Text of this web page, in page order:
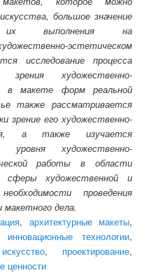
большое значение
их выполнения на
эстетическом
исследование процесса
художественно-
в макете форм реальной
также рассматривается
зрение его художественно-
а также изучается
уровня художественно-
работы в области
сферы художественной и
проведения
макетного дела.
, архитектурные макеты,
инновационные технологии,
, проектирование,
ценности